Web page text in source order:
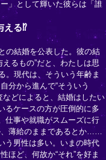
」として輝いた彼らは「誰
える⁉
の結婚を公表した。彼の結
るもの”だと、わたしは思
。現代は、そういう年齢ま
分から進んで“そういう
などによると、結婚はしたい
るケースの方が圧倒的に多
仕事や就職がスムーズに行
薄給のままであるとか……
う男性は多い。いまの時代
ほど、何故か“それ”を好ま